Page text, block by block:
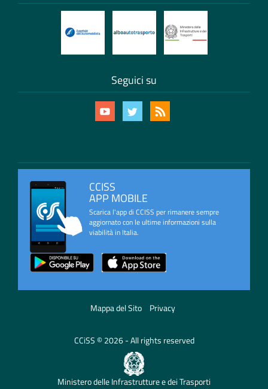
Seguici su
CCISS
APP MOBILE
Scarica l'app di CCISS per rimanere sempre
aggiornato con le ultime informazioni sulla
viabilità in Italia.
Mappa del Sito Privacy
CCiSS © 2026 - All rights reserved
Ministero delle Infrastrutture e dei Trasporti